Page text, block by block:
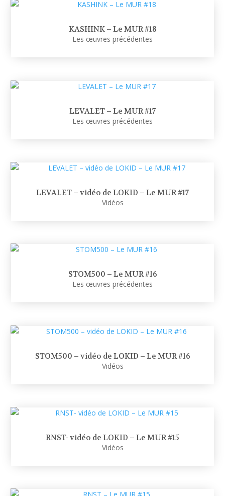
KASHINK – Le MUR #18
Les œuvres précédentes
LEVALET – Le MUR #17
Les œuvres précédentes
LEVALET – vidéo de LOKID – Le MUR #17
Vidéos
STOM500 – Le MUR #16
Les œuvres précédentes
STOM500 – vidéo de LOKID – Le MUR #16
Vidéos
RNST- vidéo de LOKID – Le MUR #15
Vidéos